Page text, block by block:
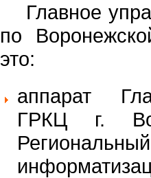
Главное
по
это:
аппарат
ГРКЦ г.